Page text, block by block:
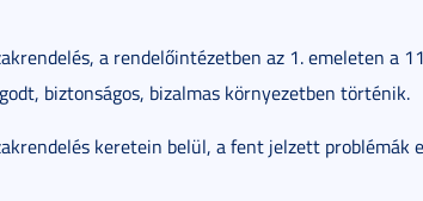
a rendelőintézetben az 1. emeleten a
biztonságos, bizalmas környezetben történik.
keretein belül, a fent jelzett problémák